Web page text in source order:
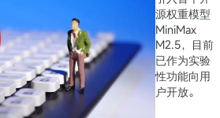
源权重模型
MiniMax
M2.5，目前
已作为实验
性功能向用
户开放。